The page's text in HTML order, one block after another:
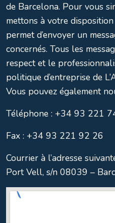
de Barcelona. Pour vous
mettons à votre
permet d’envoyer un
concernés. Tous les
respect et le
politique d’entreprise de
Vous pouvez également
Téléphone : +34 93 221
Fax : +34 93 221 92 26
Courrier à l’adresse
Port Vell, s/n 08039 –